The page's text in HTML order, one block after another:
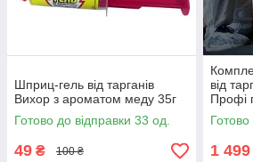
Шприц-гель від тарганів
Вихор з ароматом меду 35г
Готово до відправки 33 од.
49 ₴ 100 ₴
від
Профі
капкан
Готово
1 499